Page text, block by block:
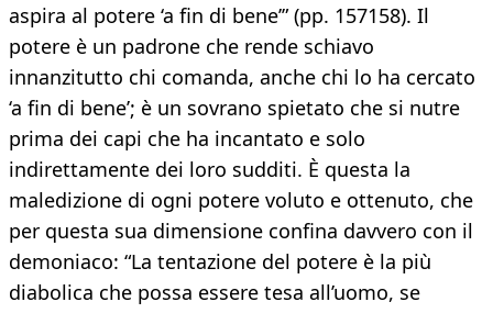
aspira al potere ‘a fin di bene’” (pp. 157158). Il
potere è un padrone che rende schiavo
innanzitutto chi comanda, anche chi lo ha cercato
‘a fin di bene’; è un sovrano spietato che si nutre
prima dei capi che ha incantato e solo
indirettamente dei loro sudditi. È questa la
maledizione di ogni potere voluto e ottenuto, che
per questa sua dimensione confina davvero con il
demoniaco: “La tentazione del potere è la più
diabolica che possa essere tesa all’uomo, se